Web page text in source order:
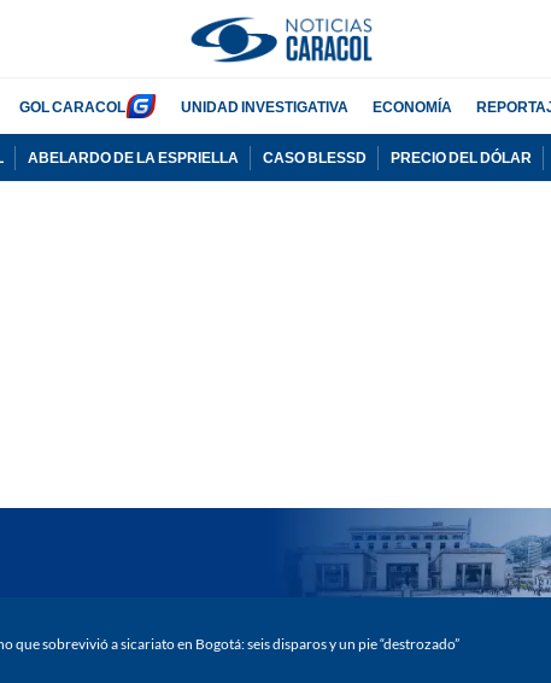
GOL CARACOL UNIDAD INVESTIGATIVA ECONOMÍA
ABELARDO DE LA ESPRIELLA CASO BLESSD PRECIO DEL DÓLAR
que sobrevivió a sicariato en Bogotá: seis disparos y un pie “destrozado”